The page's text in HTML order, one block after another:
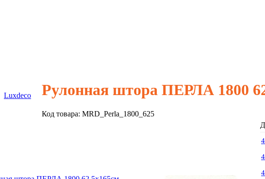
Luxdeco Рулонная штора ПЕРЛА 1800
Код товара: MRD_Perla_1800_625